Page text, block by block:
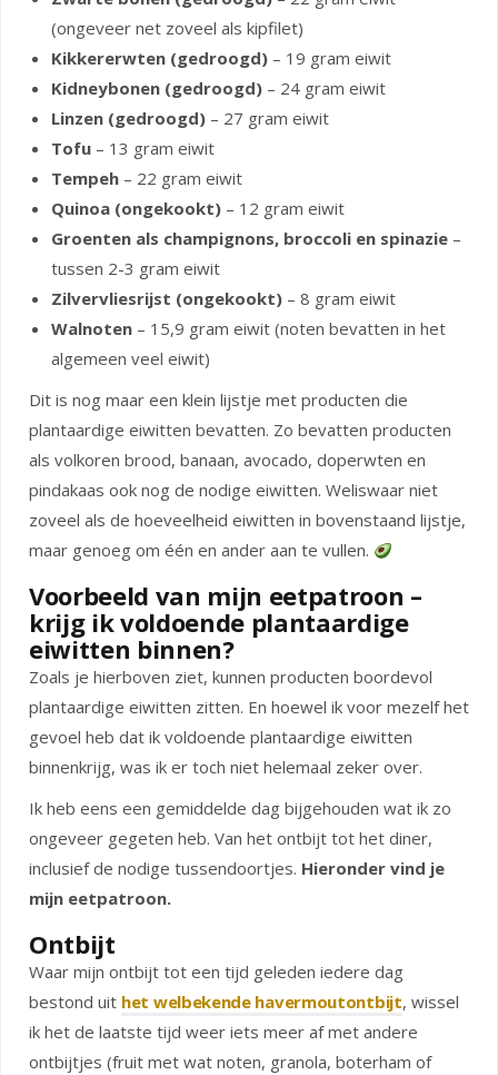
(ongeveer net zoveel als kipfilet)
Kikkererwten (gedroogd) – 19 gram eiwit
Kidneybonen (gedroogd) – 24 gram eiwit
Linzen (gedroogd) – 27 gram eiwit
Tofu – 13 gram eiwit
Tempeh – 22 gram eiwit
Quinoa (ongekookt) – 12 gram eiwit
Groenten als champignons, broccoli en spinazie –
tussen 2-3 gram eiwit
Zilvervliesrijst (ongekookt) – 8 gram eiwit
Walnoten – 15,9 gram eiwit (noten bevatten in het
algemeen veel eiwit)
Dit is nog maar een klein lijstje met producten die
plantaardige eiwitten bevatten. Zo bevatten producten
als volkoren brood, banaan, avocado, doperwten en
pindakaas ook nog de nodige eiwitten. Weliswaar niet
zoveel als de hoeveelheid eiwitten in bovenstaand lijstje,
maar genoeg om één en ander aan te vullen.
Voorbeeld van mijn eetpatroon –
krijg ik voldoende plantaardige
eiwitten binnen?
Zoals je hierboven ziet, kunnen producten boordevol
plantaardige eiwitten zitten. En hoewel ik voor mezelf het
gevoel heb dat ik voldoende plantaardige eiwitten
binnenkrijg, was ik er toch niet helemaal zeker over.
Ik heb eens een gemiddelde dag bijgehouden wat ik zo
ongeveer gegeten heb. Van het ontbijt tot het diner,
inclusief de nodige tussendoortjes. Hieronder vind je
mijn eetpatroon.
Ontbijt
Waar mijn ontbijt tot een tijd geleden iedere dag
bestond uit het welbekende havermoutontbijt, wissel
ik het de laatste tijd weer iets meer af met andere
ontbijtjes (fruit met wat noten, granola, boterham of